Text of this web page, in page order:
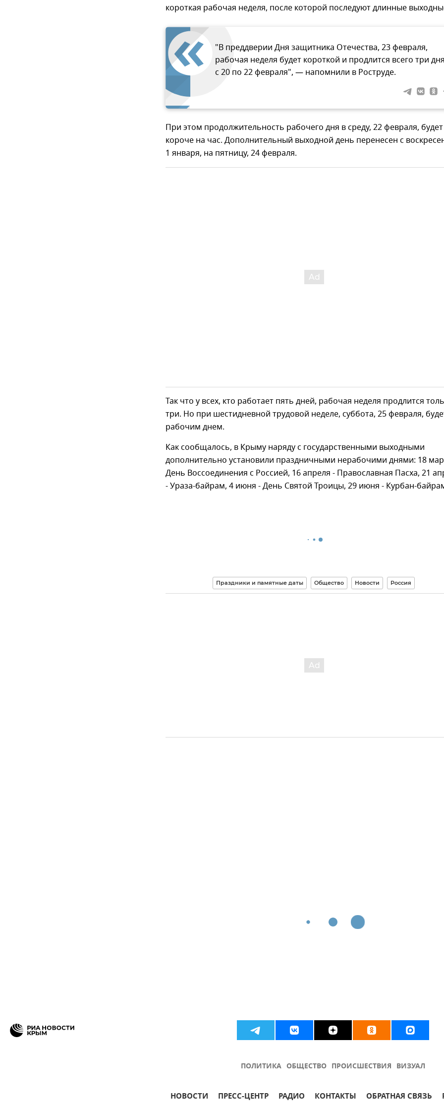
короткая рабочая неделя, после которой последуют длинные
"В преддверии Дня защитника Отечества, 23 февраля,
рабочая неделя будет короткой и продлится всего три
с 20 по 22 февраля", — напомнили в Роструде.
При этом продолжительность рабочего дня в среду, 22 февраля, будет
короче на час. Дополнительный выходной день перенесен с
1 января, на пятницу, 24 февраля.
Так что у всех, кто работает пять дней, рабочая неделя продлится
три. Но при шестидневной трудовой неделе, суббота, 25 февраля,
рабочим днем.
Как сообщалось, в Крыму наряду с государственными выходными
дополнительно установили праздничными нерабочими днями: 18
День Воссоединения с Россией, 16 апреля - Православная Пасха, 21
- Ураза-байрам, 4 июня - День Святой Троицы, 29 июня - Курбан-
Праздники и памятные даты Общество Новости Россия
ПОЛИТИКА ОБЩЕСТВО ПРОИСШЕСТВИЯ ВИЗУАЛ
НОВОСТИ ПРЕСС-ЦЕНТР РАДИО КОНТАКТЫ ОБРАТНАЯ СВЯЗЬ